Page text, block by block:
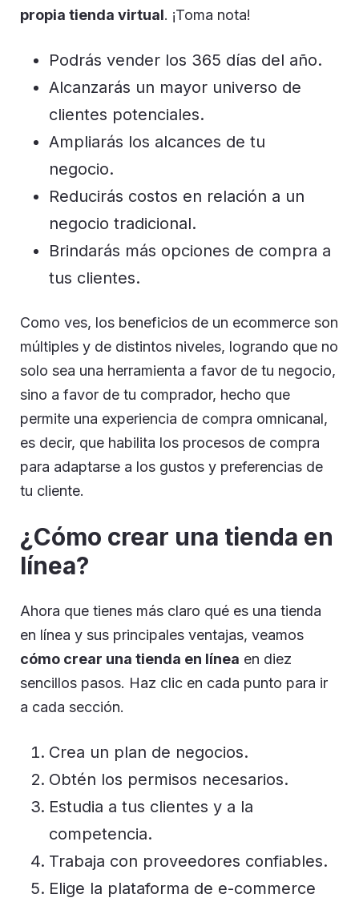
propia tienda virtual. ¡Toma nota!
Podrás vender los 365 días del año.
Alcanzarás un mayor universo de
clientes potenciales.
Ampliarás los alcances de tu
negocio.
Reducirás costos en relación a un
negocio tradicional.
Brindarás más opciones de compra a
tus clientes.
Como ves, los beneficios de un ecommerce son
múltiples y de distintos niveles, logrando que no
solo sea una herramienta a favor de tu negocio,
sino a favor de tu comprador, hecho que
permite una experiencia de compra omnicanal,
es decir, que habilita los procesos de compra
para adaptarse a los gustos y preferencias de
tu cliente.
¿Cómo crear una tienda en
línea?
Ahora que tienes más claro qué es una tienda
en línea y sus principales ventajas, veamos
cómo crear una tienda en línea en diez
sencillos pasos. Haz clic en cada punto para ir
a cada sección.
Crea un plan de negocios.
Obtén los permisos necesarios.
Estudia a tus clientes y a la
competencia.
Trabaja con proveedores confiables.
Elige la plataforma de e-commerce